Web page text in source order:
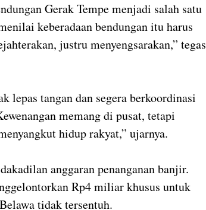
Gerak Tempe menjadi salah satu
keberadaan bendungan itu harus
justru menyengsarakan,” tegas
lepas tangan dan segera berkoordinasi
memang di pusat, tetapi
hidup rakyat,” ujarnya.
anggaran penanganan banjir.
Rp4 miliar khusus untuk
tidak tersentuh.